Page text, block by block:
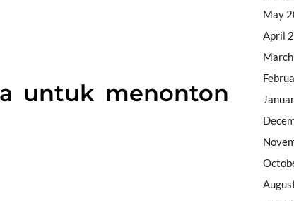
untuk menonton
May
April